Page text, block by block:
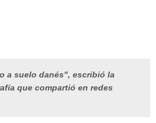
a suelo danés", escribió la
que compartió en redes